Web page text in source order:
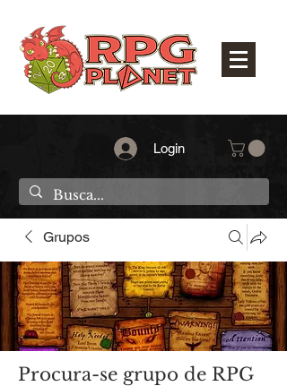
Login
Grupos
Procura-se grupo de RPG